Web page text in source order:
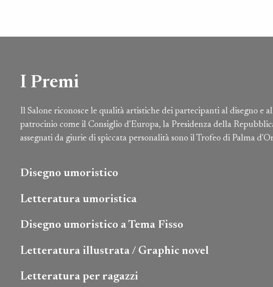
I Premi
Il Salone riconosce le qualità artistiche dei partecipanti al disegno
patrocinio come il Consiglio d'Europa, la Presidenza della
assegnati da giurie di spiccata personalità sono il Trofeo di Palma
Disegno umoristico
Letteratura umoristica
Disegno umoristico a Tema Fisso
Letteratura illustrata / Graphic novel
Letteratura per ragazzi